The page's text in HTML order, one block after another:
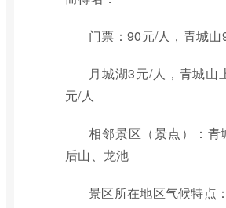
门票：90元/人，青城山
月城湖3元/人，青城山
元/人
相邻景区（景点）：青
后山、龙池
景区所在地区气候特点：